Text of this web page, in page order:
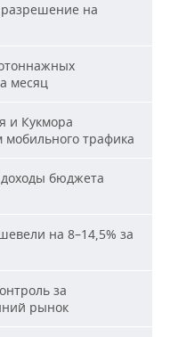
на
месяц
и Кукмора
трафика
бюджета
на 8–14,5% за
за
рынок